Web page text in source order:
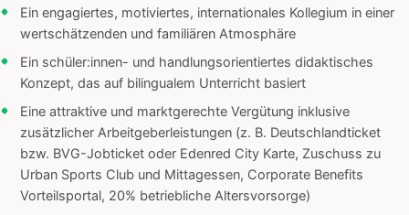
Ein engagiertes, motiviertes, internationales Kollegium in einer
wertschätzenden und familiären Atmosphäre
Ein schüler:innen- und handlungsorientiertes didaktisches
Konzept, das auf bilingualem Unterricht basiert
Eine attraktive und marktgerechte Vergütung inklusive
zusätzlicher Arbeitgeberleistungen (z. B. Deutschlandticket
bzw. BVG-Jobticket oder Edenred City Karte, Zuschuss zu
Urban Sports Club und Mittagessen, Corporate Benefits
Vorteilsportal, 20% betriebliche Altersvorsorge)